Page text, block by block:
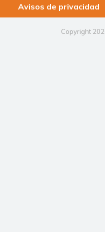
Avisos de privacidad
Copyright